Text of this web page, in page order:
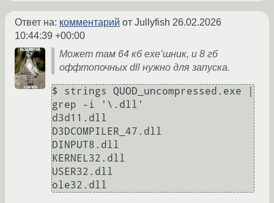
Ответ на: комментарий от Jullyfish 26.02.2026
10:44:39 +00:00
Может там 64 кб exe’шник, и 8 гб
оффтопочных dll нужно для запуска.
$ strings QUOD_uncompressed.exe |
grep -i '\.dll'
d3d11.dll
D3DCOMPILER_47.dll
DINPUT8.dll
KERNEL32.dll
USER32.dll